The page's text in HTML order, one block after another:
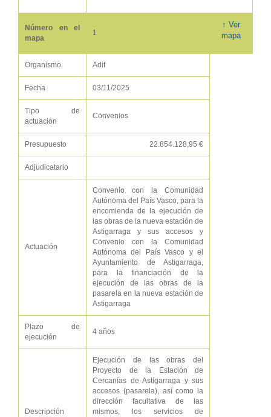
Número en el
mapa
1
↑ Ver
mapa
Organismo Adif
Fecha 03/11/2025
Tipo de
actuación
Convenios
Presupuesto 22.854.128,95 €
Adjudicatario
Actuación
Convenio con la Comunidad
Autónoma del País Vasco, para la
encomienda de la ejecución de
las obras de la nueva estación de
Astigarraga y sus accesos y
Convenio con la Comunidad
Autónoma del País Vasco y el
Ayuntamiento de Astigarraga,
para la financiación de la
ejecución de las obras de la
pasarela en la nueva estación de
Astigarraga
Plazo de
ejecución
4 años
Descripción
Ejecución de las obras del
Proyecto de la Estación de
Cercanías de Astigarraga y sus
accesos (pasarela), así como la
dirección facultativa de las
mismos, los servicios de